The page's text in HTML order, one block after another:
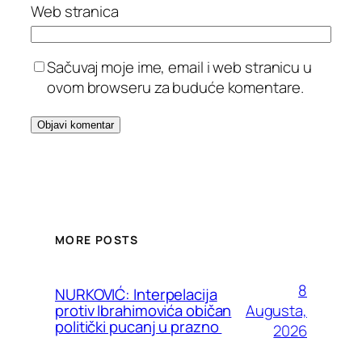
Web stranica
Sačuvaj moje ime, email i web stranicu u
ovom browseru za buduće komentare.
MORE POSTS
NURKOVIĆ: Interpelacija
protiv Ibrahimovića običan
politički pucanj u prazno
8
Augusta,
2026